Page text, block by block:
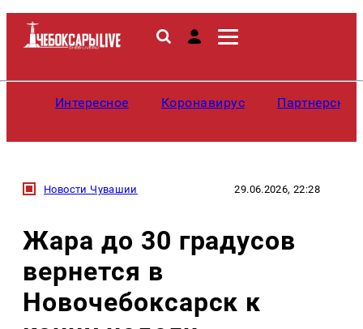
Интересное Коронавирус
Новости Чувашии 29.06.2026, 22:28
Жара до 30 градусов
вернется в
Новочебоксарск к